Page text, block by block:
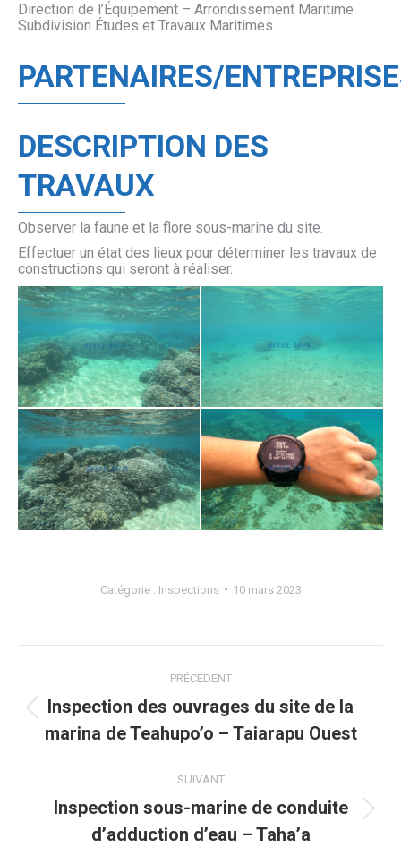
Direction de l’Équipement – Arrondissement Maritime
Subdivision Études et Travaux Maritimes
PARTENAIRES/
DESCRIPTION DES
TRAVAUX
Observer la faune et la flore sous-marine du site.
Effectuer un état des lieux pour déterminer les travaux de
constructions qui seront à réaliser.
inspection site 3 - 4 inspection site 3 - 3
Catégorie : Inspections 10 mars 2023
Navigation
de
PRÉCÉDENT
Onglet
précédent
Inspection des ouvrages du site de la
marina de Teahupo’o – Taiarapu Ouest
SUIVANT
Projets
similaires
Inspection sous-marine de conduite
d’adduction d’eau – Taha’a